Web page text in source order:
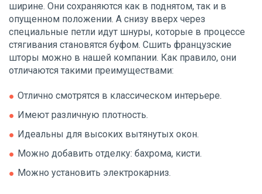
ширине. Они сохраняются как в поднятом, так и в
опущенном положении. А снизу вверх через
специальные петли идут шнуры, которые в процессе
стягивания становятся буфом. Сшить французские
шторы можно в нашей компании. Как правило, они
отличаются такими преимуществами:
Отлично смотрятся в классическом интерьере.
Имеют различную плотность.
Идеальны для высоких вытянутых окон.
Можно добавить отделку: бахрома, кисти.
Можно установить электрокарниз.